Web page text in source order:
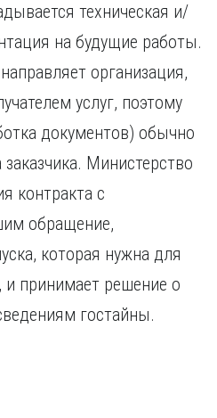
техническая и/
на будущие работы.
организация,
услуг, поэтому
документов) обычно
Министерство
контракта с
обращение,
которая нужна для
и принимает решение о
гостайны.